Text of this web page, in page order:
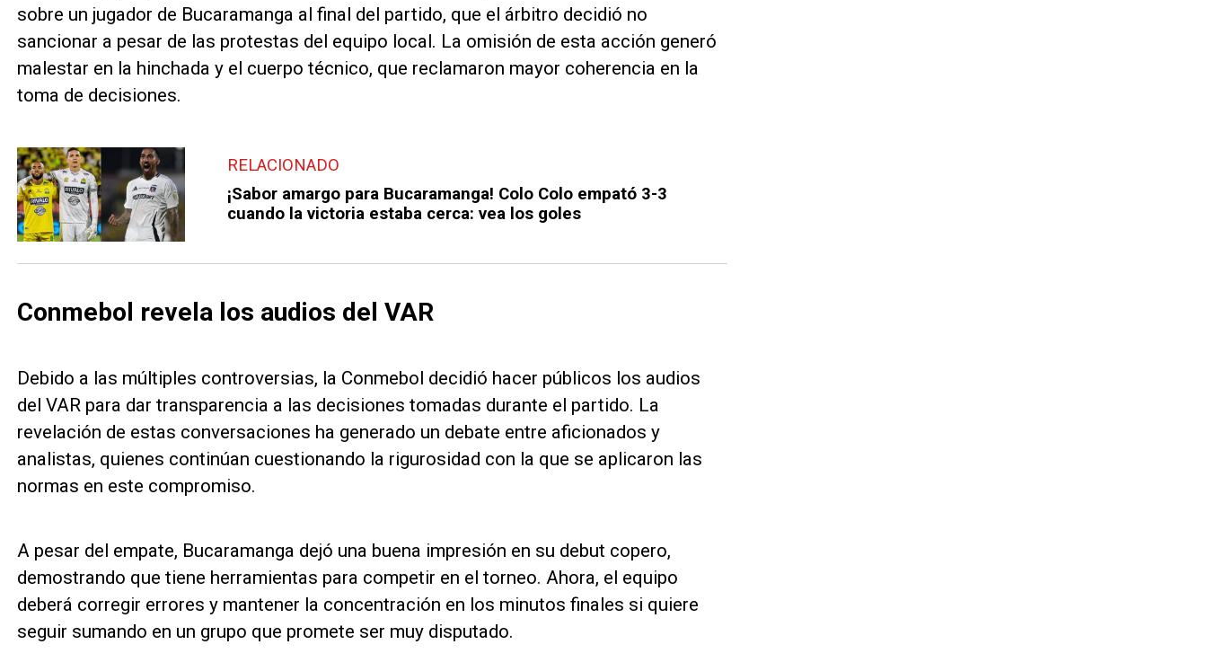
sobre un jugador de Bucaramanga al final del partido, que el árbitro decidió no
sancionar a pesar de las protestas del equipo local. La omisión de esta acción generó
malestar en la hinchada y el cuerpo técnico, que reclamaron mayor coherencia en la
toma de decisiones.
RELACIONADO
¡Sabor amargo para Bucaramanga! Colo Colo empató 3-3
cuando la victoria estaba cerca: vea los goles
Conmebol revela los audios del VAR
Debido a las múltiples controversias, la Conmebol decidió hacer públicos los audios
del VAR para dar transparencia a las decisiones tomadas durante el partido. La
revelación de estas conversaciones ha generado un debate entre aficionados y
analistas, quienes continúan cuestionando la rigurosidad con la que se aplicaron las
normas en este compromiso.
A pesar del empate, Bucaramanga dejó una buena impresión en su debut copero,
demostrando que tiene herramientas para competir en el torneo. Ahora, el equipo
deberá corregir errores y mantener la concentración en los minutos finales si quiere
seguir sumando en un grupo que promete ser muy disputado.